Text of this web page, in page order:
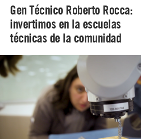
Gen Técnico Roberto Rocca:
invertimos en la escuelas
técnicas de la comunidad